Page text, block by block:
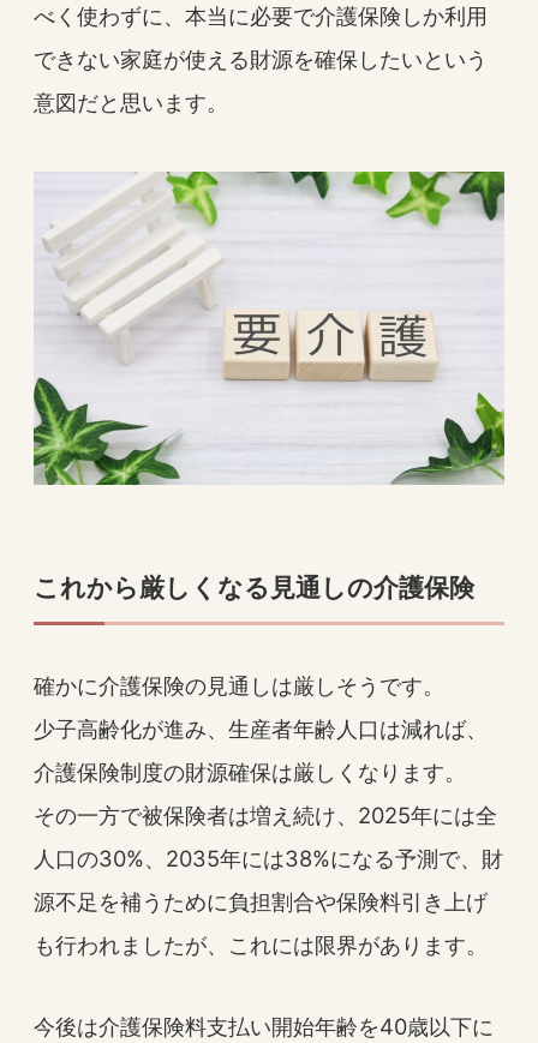
べく使わずに、本当に必要で介護保険しか利用
できない家庭が使える財源を確保したいという
意図だと思います。
これから厳しくなる見通しの介護保険
確かに介護保険の見通しは厳しそうです。
少子高齢化が進み、生産者年齢人口は減れば、
介護保険制度の財源確保は厳しくなります。
その一方で被保険者は増え続け、2025年には全
人口の30%、2035年には38%になる予測で、財
源不足を補うために負担割合や保険料引き上げ
も行われましたが、これには限界があります。
今後は介護保険料支払い開始年齢を40歳以下に